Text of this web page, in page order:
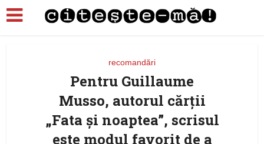
recomandări
Pentru Guillaume
Musso, autorul cărții
„Fata și noaptea”, scrisul
este modul favorit de a